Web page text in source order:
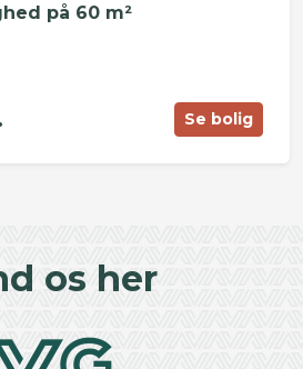
på 60 m²
Se bolig
os her